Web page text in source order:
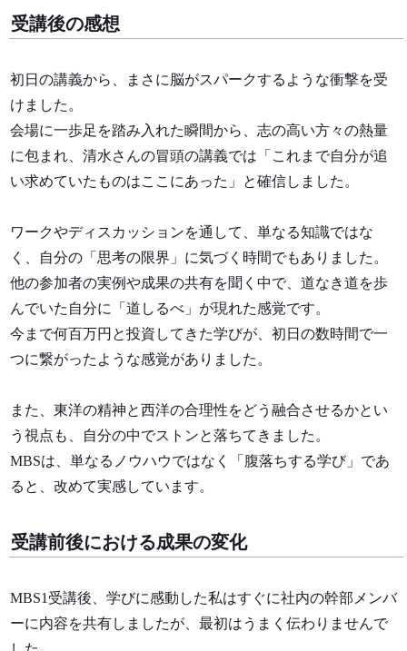
受講後の感想
初日の講義から、まさに脳がスパークするような衝撃を受
けました。
会場に一歩足を踏み入れた瞬間から、志の高い方々の熱量
に包まれ、清水さんの冒頭の講義では「これまで自分が追
い求めていたものはここにあった」と確信しました。
ワークやディスカッションを通して、単なる知識ではな
く、自分の「思考の限界」に気づく時間でもありました。
他の参加者の実例や成果の共有を聞く中で、道なき道を歩
んでいた自分に「道しるべ」が現れた感覚です。
今まで何百万円と投資してきた学びが、初日の数時間で一
つに繋がったような感覚がありました。
また、東洋の精神と西洋の合理性をどう融合させるかとい
う視点も、自分の中でストンと落ちてきました。
MBSは、単なるノウハウではなく「腹落ちする学び」であ
ると、改めて実感しています。
受講前後における成果の変化
MBS1受講後、学びに感動した私はすぐに社内の幹部メンバ
ーに内容を共有しましたが、最初はうまく伝わりませんで